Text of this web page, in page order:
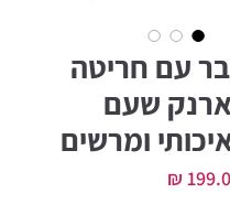
עם חריטה
שעם
ומרשים